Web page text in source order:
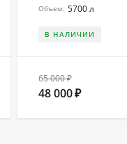
Объем: 5700 л
В НАЛИЧИИ
65 000 ₽
48 000₽